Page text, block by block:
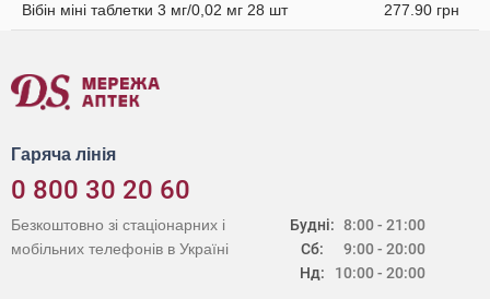
Вібін міні таблетки 3 мг/0,02 мг 28 шт 277.90 грн
Гаряча лінія
0 800 30 20 60
Будні:
Сб:
Нд:
8:00 - 21:00
9:00 - 20:00
10:00 - 20:00
Безкоштовно зі стаціонарних і
мобільних телефонів в Україні